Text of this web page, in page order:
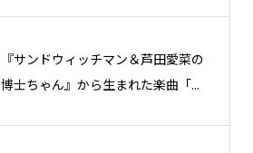
『サンドウィッチマン＆芦田愛菜の
博士ちゃん』から生まれた楽曲「...